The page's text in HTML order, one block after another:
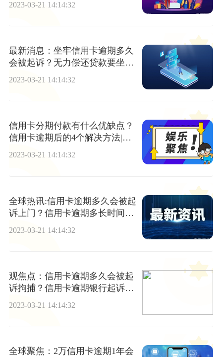
2023-03-21 14:14:32
最新消息：坐牢信用卡逾期多久
会被起诉？无力偿还贷款要坐牢
2023-03-21 14:14:32
信用卡分期付款有什么优缺点？
信用卡逾期后的4个解决方法|天
天速读
2023-03-21 14:14:32
全球热讯:信用卡逾期多久会被起
诉上门？信用卡逾期多长时间会
2023-03-21 14:14:32
观焦点：信用卡逾期多久会被起
诉拘捕？信用卡逾期银行起诉了
是直接拘留吗？
2023-03-21 14:14:32
全球聚焦：2万信用卡逾期1年会